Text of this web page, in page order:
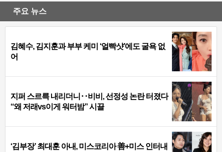
주요 뉴스
김혜수, 김지훈과 부부 케미 ‘얼빡샷’에도 굴욕 없
어
지퍼 스르륵 내리더니‥비비, 선정성 논란 터졌다
“왜 저래vs이게 워터밤” 시끌
‘김부장’ 최대훈 아내, 미스코리아 善+미스 인터내